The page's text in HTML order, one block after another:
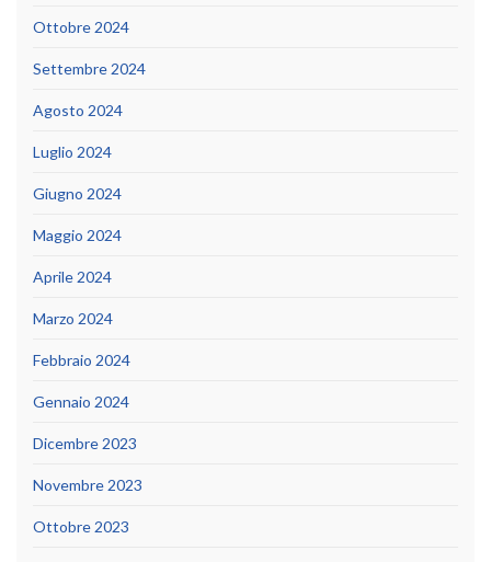
Ottobre 2024
Settembre 2024
Agosto 2024
Luglio 2024
Giugno 2024
Maggio 2024
Aprile 2024
Marzo 2024
Febbraio 2024
Gennaio 2024
Dicembre 2023
Novembre 2023
Ottobre 2023